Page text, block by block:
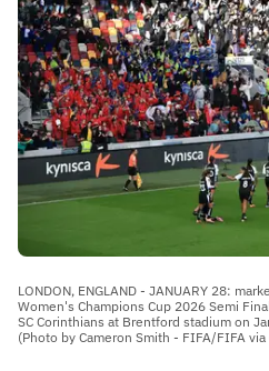
LONDON, ENGLAND - JANUARY 28:
Women's Champions Cup 2026 Semi
SC Corinthians at Brentford stadium on
(Photo by Cameron Smith - FIFA/FIFA